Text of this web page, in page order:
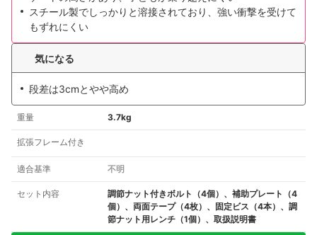
スチール製でしっかりと溶接されており、強い衝撃を受けて
もずれにくい
気になる
段差は3cmとやや高め
重量 3.7kg
拡張フレーム付き
適合基準 不明
セット内容
調節ナット付きボルト（4個）、補助プレート（4
個）、両面テープ（4枚）、固定ビス（4本）、調
節ナット用レンチ（1個）、取扱説明書